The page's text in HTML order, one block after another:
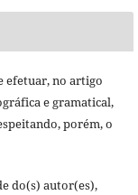
efetuar, no artigo
e gramatical,
porém, o
do(s) autor(es),